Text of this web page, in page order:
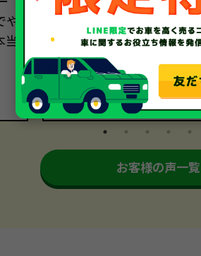
した。さらに、古い上に
る車でしたが、快く買い取
だき、大満足です。もち
避けたいですが、もしも
お願いしたいです。
お客様の声一覧